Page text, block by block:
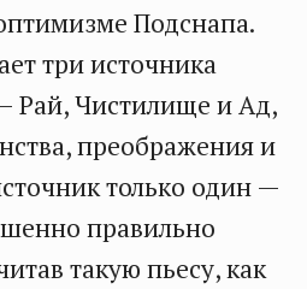
Подснапа.
три источника
Рай, Чистилище и Ад,
преображения и
только один —
правильно
такую пьесу, как